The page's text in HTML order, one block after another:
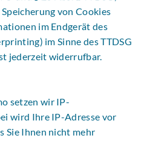
von Cookies
im Endgerät des
im Sinne des TTDSG
jederzeit widerrufbar.
setzen wir IP-
wird Ihre IP-Adresse vor
Sie Ihnen nicht mehr